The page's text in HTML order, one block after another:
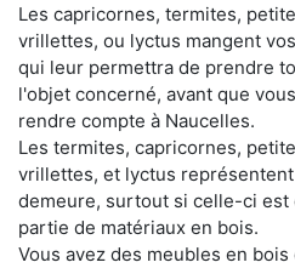
Les capricornes, termites,
vrillettes, ou lyctus mangent
qui leur permettra de prendre
l'objet concerné, avant que
rendre compte à Naucelles.
Les termites, capricornes,
vrillettes, et lyctus
demeure, surtout si celle-ci est
partie de matériaux en bois.
Vous avez des meubles en